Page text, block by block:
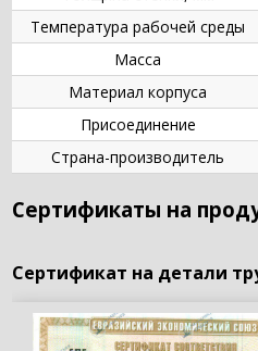
Температура рабочей среды
Масса
Материал корпуса
Присоединение
Страна-производитель
Сертификаты на
Сертификат на детали